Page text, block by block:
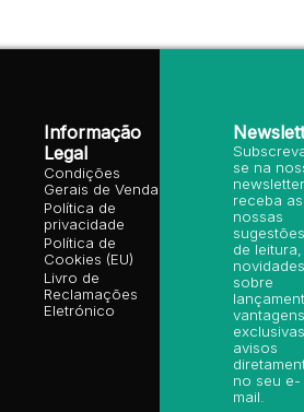
Informação
Legal
Condições
Gerais de Venda
Política de
privacidade
Política de
Cookies (EU)
Livro de
Reclamações
Eletrónico
se na
receba as
nossas
sugestões
de leitura,
novidades
sobre
vantagens
avisos
no seu e-
mail.